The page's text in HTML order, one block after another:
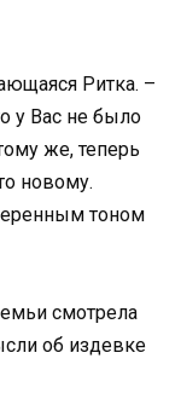
Ритка. –
у Вас не было
же, теперь
новому.
тоном
смотрела
об издевке